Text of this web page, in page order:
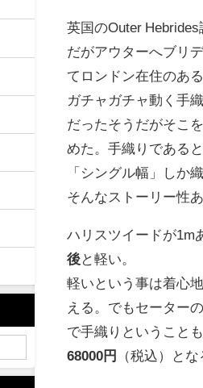
英国のOuter
だがアウターへブリ
てロンドン在住のあ
ガチャガチャ動く手
だったそうだがそこ
めた。手織りである
「シングル幅」しか
そんなストーリー性
ハリスツイードが1m
後と軽い。
軽いという事は着心
える。でもセーター
で手織りということ
68000円
（税込）と